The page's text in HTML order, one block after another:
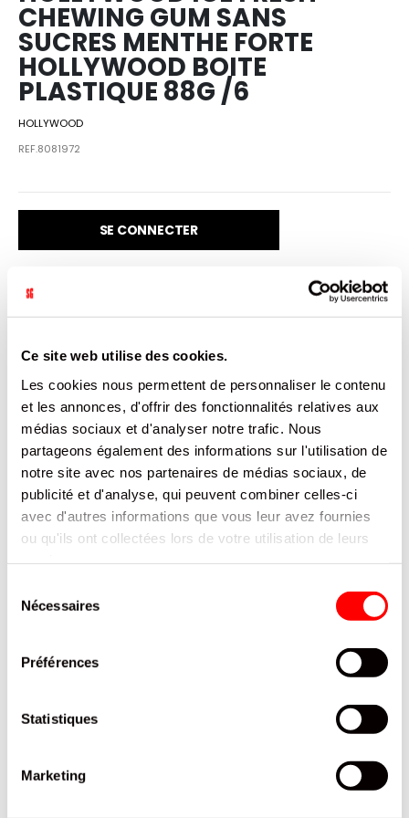
Ce site web utilise des cookies.
Les cookies nous permettent de personnaliser le contenu
et les annonces, d'offrir des fonctionnalités relatives aux
médias sociaux et d'analyser notre trafic. Nous
partageons également des informations sur l'utilisation de
notre site avec nos partenaires de médias sociaux, de
publicité et d'analyse, qui peuvent combiner celles-ci
avec d'autres informations que vous leur avez fournies
ou qu'ils ont collectées lors de votre utilisation de leurs
Nécessaires
Préférences
Statistiques
Marketing
CHEWING GUM SANS
SUCRES MENTHE FORTE
HOLLYWOOD BOITE
PLASTIQUE 88G /6
HOLLYWOOD
REF.8081972
SE CONNECTER
VENDU PAR: 6
CARACTÉRISTIQUES
d’informations
87337716
6
France
Non
0
0
88
HOLLYWOOD
DOCUMENTATION
PRODUITS QUI POURRAIENT VOUS